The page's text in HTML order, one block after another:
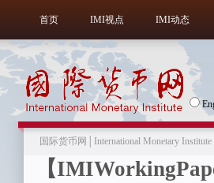
首页 IMI视点 IMI动态
国际货币网│International Monetary Institute
【